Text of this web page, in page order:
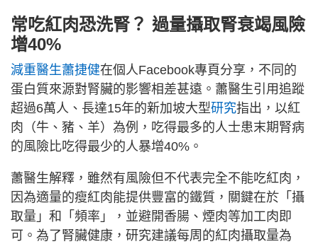
常吃紅肉恐洗腎？ 過量攝取腎衰竭風險
增40%
減重醫生蕭捷健在個人Facebook專頁分享，不同的
蛋白質來源對腎臟的影響相差甚遠。蕭醫生引用追蹤
超過6萬人、長達15年的新加坡大型研究指出，以紅
肉（牛、豬、羊）為例，吃得最多的人士患末期腎病
的風險比吃得最少的人暴增40%。
蕭醫生解釋，雖然有風險但不代表完全不能吃紅肉，
因為適量的瘦紅肉能提供豐富的鐵質，關鍵在於「攝
取量」和「頻率」，並避開香腸、煙肉等加工肉即
可。為了腎臟健康，研究建議每周的紅肉攝取量為